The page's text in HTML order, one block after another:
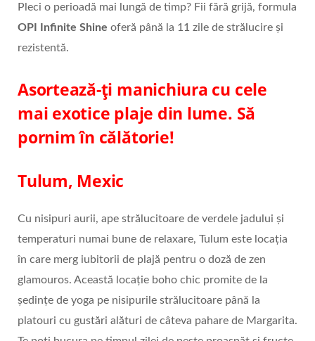
Pleci o perioadă mai lungă de timp? Fii fără grijă, formula
OPI Infinite Shine oferă până la 11 zile de strălucire și
rezistentă.
Asortează-ți manichiura cu cele
mai exotice plaje din lume. Să
pornim în călătorie!
Tulum, Mexic
Cu nisipuri aurii, ape strălucitoare de verdele jadului și
temperaturi numai bune de relaxare, Tulum este locația
în care merg iubitorii de plajă pentru o doză de zen
glamouros. Această locație boho chic promite de la
ședințe de yoga pe nisipurile strălucitoare până la
platouri cu gustări alături de câteva pahare de Margarita.